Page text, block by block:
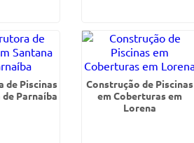
de Piscinas
Parnaíba
Construção de Piscinas
em Coberturas em
Lorena